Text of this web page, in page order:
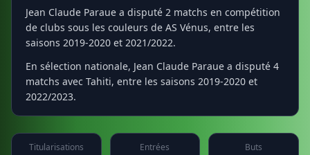
Jean Claude Paraue a disputé 2 matchs en compétition
de clubs sous les couleurs de AS Vénus, entre les
saisons 2019-2020 et 2021/2022.
En sélection nationale, Jean Claude Paraue a disputé 4
matchs avec Tahiti, entre les saisons 2019-2020 et
2022/2023.
Titularisations Entrées Buts